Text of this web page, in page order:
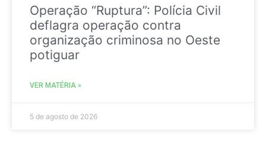
Operação “Ruptura”: Polícia Civil
deflagra operação contra
organização criminosa no Oeste
potiguar
VER MATÉRIA »
5 de agosto de 2026